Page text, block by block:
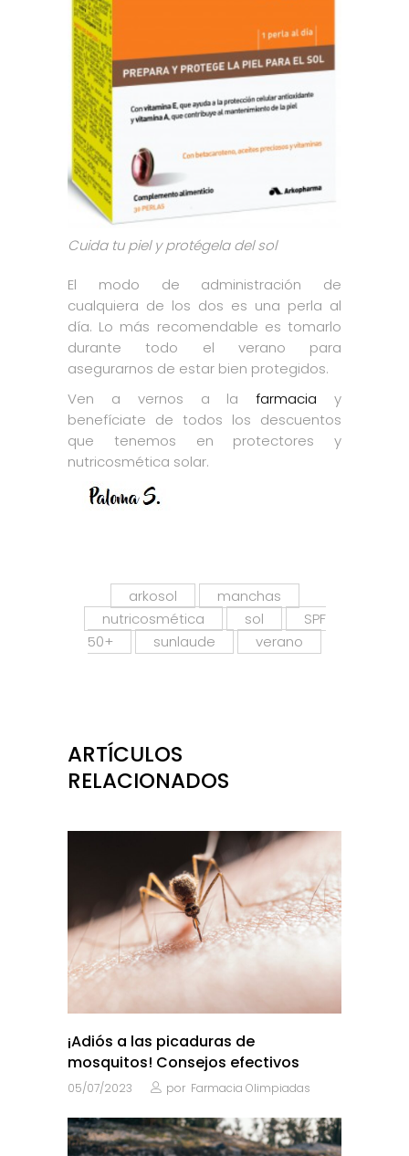
Cuida tu piel y protégela del sol
El modo de administración de
cualquiera de los dos es una perla al
día. Lo más recomendable es tomarlo
durante todo el verano para
asegurarnos de estar bien protegidos.
Ven a vernos a lafarmacia y
benefíciate de todos los descuentos
que tenemos en protectores y
nutricosmética solar.
arkosol
manchas
nutricosmética
sol
SPF
50+
sunlaude verano
ARTÍCULOS
RELACIONADOS
¡Adiós a las picaduras de
mosquitos! Consejos efectivos
05/07/2023 por Farmacia Olimpiadas